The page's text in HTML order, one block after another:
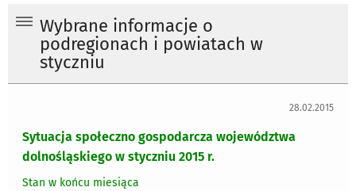
Wybrane informacje o
podregionach i powiatach w
styczniu
28.02.2015
Sytuacja społeczno gospodarcza województwa
dolnośląskiego w styczniu 2015 r.
Stan w końcu miesiąca